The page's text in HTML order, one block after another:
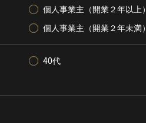
個人事業主（開業２年以上）
個人事業主（開業２年未満）
40代